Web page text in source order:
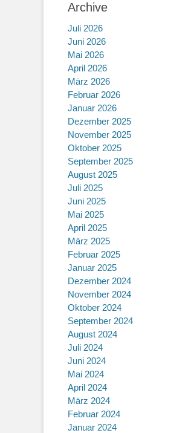
Archive
Juli 2026
Juni 2026
Mai 2026
April 2026
März 2026
Februar 2026
Januar 2026
Dezember 2025
November 2025
Oktober 2025
September 2025
August 2025
Juli 2025
Juni 2025
Mai 2025
April 2025
März 2025
Februar 2025
Januar 2025
Dezember 2024
November 2024
Oktober 2024
September 2024
August 2024
Juli 2024
Juni 2024
Mai 2024
April 2024
März 2024
Februar 2024
Januar 2024